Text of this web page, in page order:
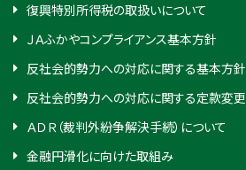
復興特別所得税の取扱いについて
ＪＡふかやコンプライアンス基本方針
反社会的勢力への対応に関する基本方針
反社会的勢力への対応に関する定款変更
ＡＤＲ（裁判外紛争解決手続）について
金融円滑化に向けた取組み